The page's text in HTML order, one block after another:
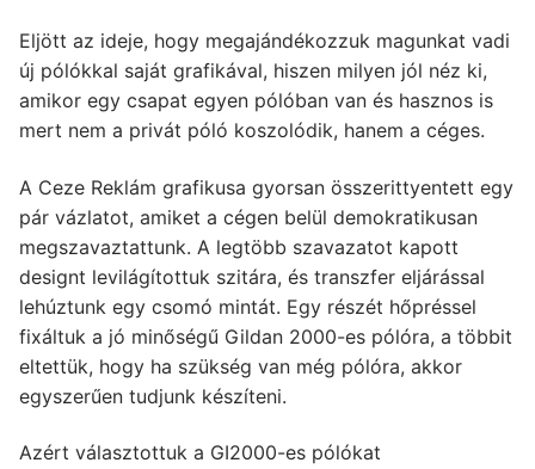
Eljött az ideje, hogy megajándékozzuk magunkat vadi
új pólókkal saját grafikával, hiszen milyen jól néz ki,
amikor egy csapat egyen pólóban van és hasznos is
mert nem a privát póló koszolódik, hanem a céges.
A Ceze Reklám grafikusa gyorsan összerittyentett egy
pár vázlatot, amiket a cégen belül demokratikusan
megszavaztattunk. A legtöbb szavazatot kapott
designt levilágítottuk szitára, és transzfer eljárással
lehúztunk egy csomó mintát. Egy részét hőpréssel
fixáltuk a jó minőségű Gildan 2000-es pólóra, a többit
eltettük, hogy ha szükség van még pólóra, akkor
egyszerűen tudjunk készíteni.
Azért választottuk a GI2000-es pólókat